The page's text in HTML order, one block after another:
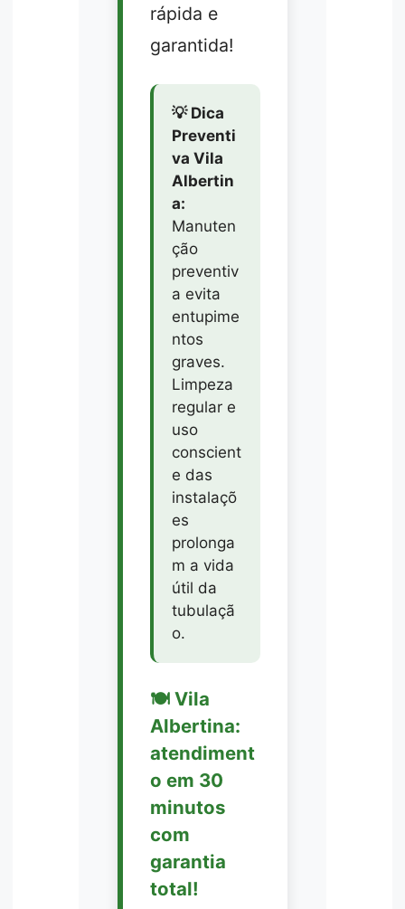
rápida e
garantida!
💡 Dica
Preventi
va Vila
Albertin
a:
Manuten
ção
preventiv
a evita
entupime
ntos
graves.
Limpeza
regular e
uso
conscient
e das
instalaçõ
es
prolonga
m a vida
útil da
tubulaçã
o.
🍽️ Vila
Albertina:
atendiment
o em 30
minutos
com
garantia
total!